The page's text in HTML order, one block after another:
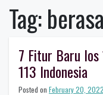
Tag:
7 Fitur Baru Ios
113 Indonesia
Posted on February 20, 2022